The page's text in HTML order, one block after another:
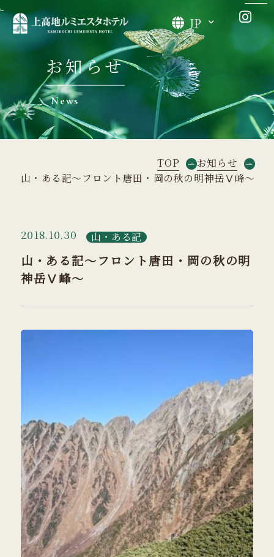
JP
お知らせ
News
TOP
お知らせ
山・ある記～フロント唐田・岡の秋の明神岳Ⅴ峰～
2018.10.30 山・ある記
山・ある記～フロント唐田・岡の秋の明
神岳Ⅴ峰～